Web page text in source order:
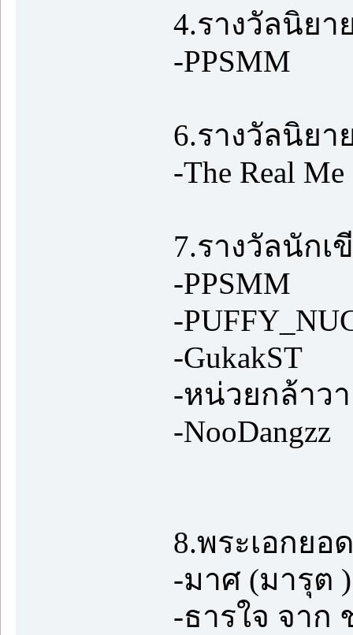
4.รางวัลนิย
-PPSMM
6.รางวัลนิยา
-The Real
7.รางวัลนักเ
-PPSMM
-
-GukakST
-หน่วยกล้าว
-NooDangzz
8.พระเอกยอ
-มาศ (มารุต
-ธารใจ จาก